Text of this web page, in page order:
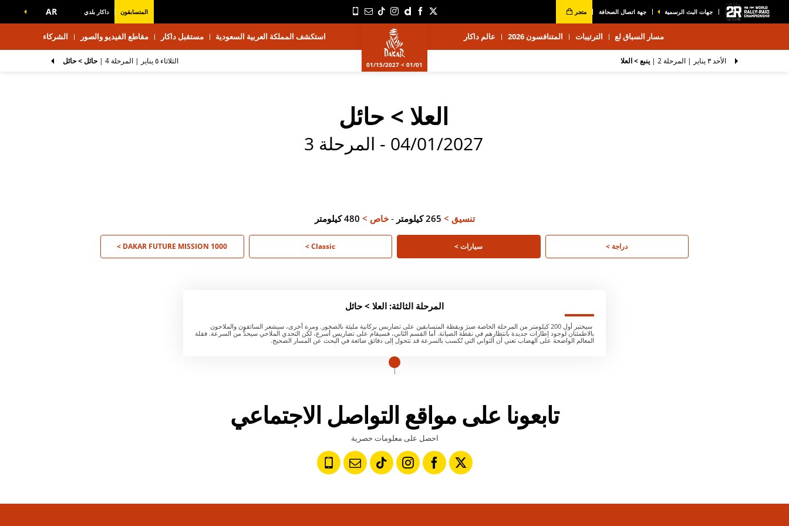
جهات البث الرسمية جهة اتصال الصحافة متجر المتسابقون داكار بلدي AR
مسار السباق لع الترتيبات المتنافسون 2026 عالم داكار
01/01 > 01/15/2027
استكشف المملكة العربية السعودية مستقبل داكار مقاطع الفيديو والصور الشركاء
الأحد ٣ يناير | المرحلة 2 | ينبع > العلا الثلاثاء ٥ يناير | المرحلة 4 | حائل > حائل
العلا > حائل
04/01/2027 - المرحلة 3
تنسيق > 265 كيلومتر -خاص > 480 كيلومتر
دراجة > سيارات > Classic >
DAKAR FUTURE MISSION 1000 >
المرحلة الثالثة: العلا > حائل
سيختبر أول 200 كيلومتر من المرحلة الخاصة صبرَ ويقظة المتسابقين على تضاريس بركانية مليئة بالصخور. ومرة أخرى، سيشعر السائقون والملاحون
بالاطمئنان لوجود إطارات جديدة بانتظارهم في نقطة الصيانة. أما القسم الثاني، فسيقام على تضاريس أسرع، لكن التحدي الملاحي سيحدُّ من السرعة. فقلة
المعالم الواضحة على الهضاب تعني أن الثواني التي تُكسب بالسرعة قد تتحول إلى دقائق ضائعة في البحث عن المسار الصحيح.
تابعونا على مواقع التواصل الاجتماعي
احصل على معلومات حصرية